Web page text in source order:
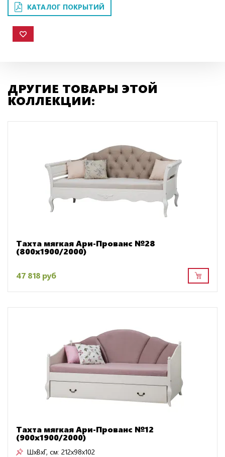
КАТАЛОГ ПОКРЫТИЙ
ДРУГИЕ ТОВАРЫ ЭТОЙ
КОЛЛЕКЦИИ:
Тахта мягкая Ари-Прованс №28
(800х1900/2000)
47 818 руб
Тахта мягкая Ари-Прованс №12
(900х1900/2000)
ШxВxГ, см: 212x98x102